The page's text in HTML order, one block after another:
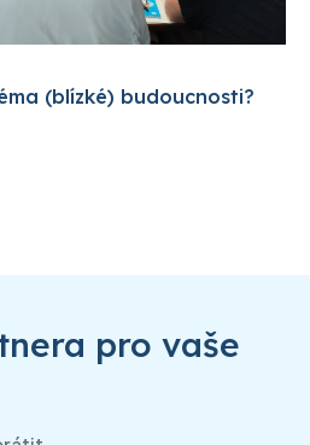
(blízké) budoucnosti?
pro vaše